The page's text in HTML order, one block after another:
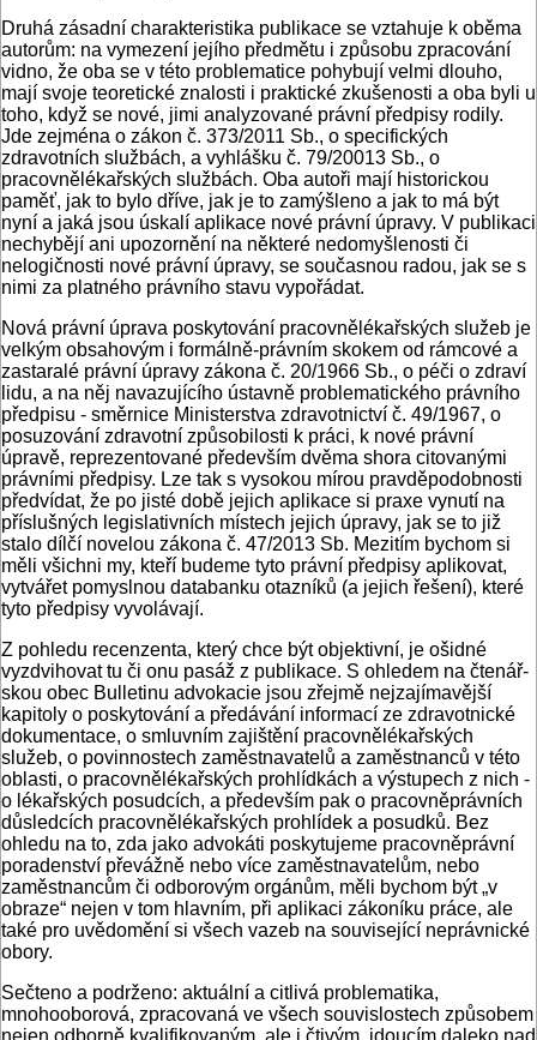
Druhá zásadní charakteristika publi­kace se vztahuje k oběma
autorům: na vymezení jejího předmětu i způsobu zpracování
vidno, že oba se v této pro­blematice pohybují velmi dlouho,
mají svoje teoretické znalosti i praktické zku­šenosti a oba byli u
toho, když se nové, jimi analyzované právní předpisy rodi­ly.
Jde zejména o zákon č. 373/2011 Sb., o specifických
zdravotních službách, a vyhlášku č. 79/20013 Sb., o
pracovnělékařských službách. Oba autoři ma­jí historickou
paměť, jak to bylo dříve, jak je to zamýšleno a jak to má být
nyní a jaká jsou úskalí aplikace nové právní úpravy. V publikaci
nechybějí ani upo­zornění na některé nedomyšlenosti či
nelogičnosti nové právní úpravy, se sou­časnou radou, jak se s
nimi za platného právního stavu vypořádat.
Nová právní úprava poskytování pracovnělékařských služeb je
velkým obsa­hovým i formálně-právním skokem od rámcové a
zastaralé právní úpravy zá­kona č. 20/1966 Sb., o péči o zdraví
li­du, a na něj navazujícího ústavně proble­matického právního
předpisu - směrnice Ministerstva zdravotnictví č. 49/1967, o
posuzování zdravotní způsobilosti k prá­ci, k nové právní
úpravě, reprezentova­né především dvěma shora citovanými
právními předpisy. Lze tak s vysokou mí­rou pravděpodobnosti
předvídat, že po jisté době jejich aplikace si praxe vynu­tí na
příslušných legislativních místech jejich úpravy, jak se to již
stalo dílčí no­velou zákona č. 47/2013 Sb. Mezitím by­chom si
měli všichni my, kteří budeme tyto právní předpisy aplikovat,
vytvářet pomyslnou databanku otazníků (a jejich řešení), které
tyto předpisy vyvolávají.
Z pohledu recenzenta, který chce být objektivní, je ošidné
vyzdvihovat tu či onu pasáž z publikace. S ohledem na čtenář­
skou obec Bulletinu advokacie jsou zřej­mě nejzajímavější
kapitoly o poskytová­ní a předávání informací ze zdravotnické
dokumentace, o smluvním zajištění pracovnělékařských
služeb, o povinnostech zaměstnavatelů a zaměstnanců v této
oblasti, o pracovnělékařských prohlíd­kách a výstupech z nich -
o lékařských posudcích, a především pak o pracovně­právních
důsledcích pracovnělékařských prohlídek a posudků. Bez
ohledu na to, zda jako advokáti poskytujeme pracov­něprávní
poradenství převážně nebo více zaměstnavatelům, nebo
zaměstnancům či odborovým orgánům, měli bychom být „v
obraze“ nejen v tom hlavním, při aplikaci zákoníku práce, ale
také pro uvě­domění si všech vazeb na související neprávnické
obory.
Sečteno a podrženo: aktuální a citlivá problematika,
mnohooborová, zpracova­ná ve všech souvislostech způsobem
ne­jen odborně kvalifikovaným, ale i čtivým, jdoucím daleko nad